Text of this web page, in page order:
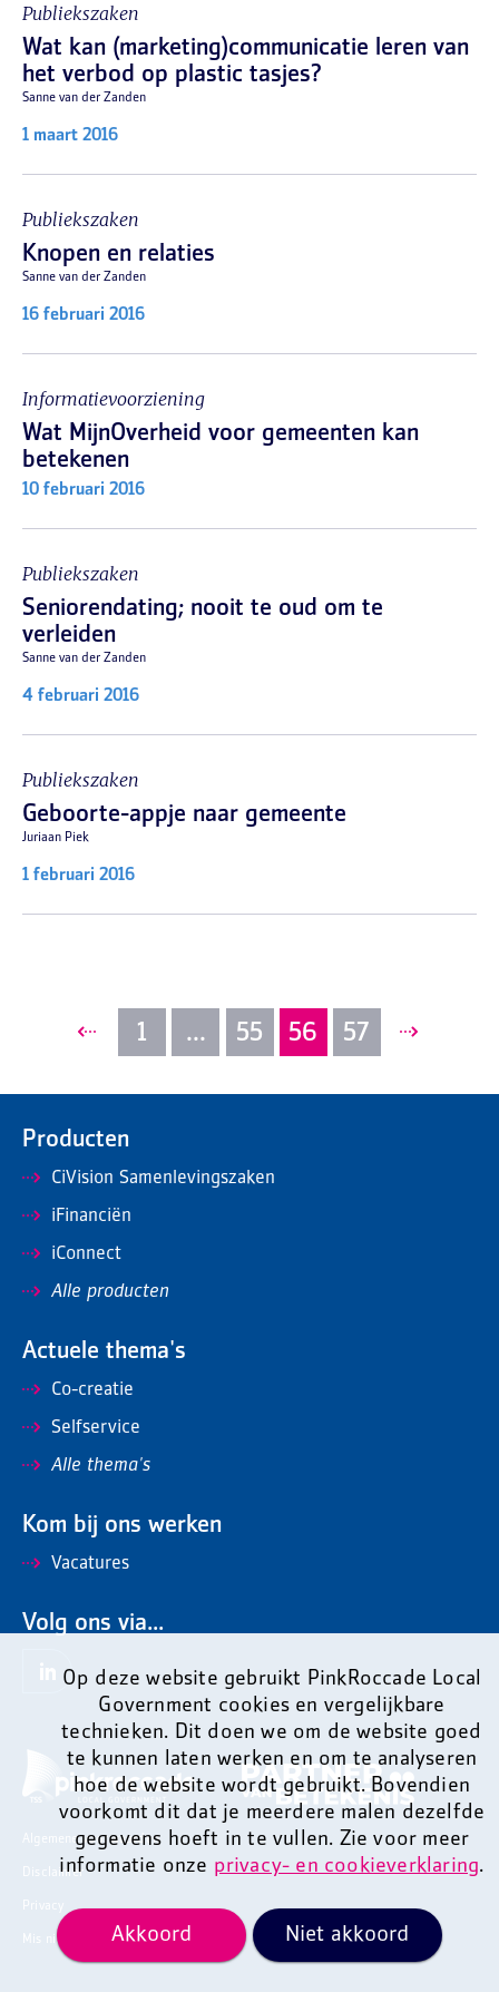
Publiekszaken
Wat kan (marketing)communicatie leren van
het verbod op plastic tasjes?
Sanne van der Zanden
1 maart 2016
Publiekszaken
Knopen en relaties
Sanne van der Zanden
16 februari 2016
Informatievoorziening
Wat MijnOverheid voor gemeenten kan
betekenen
10 februari 2016
Publiekszaken
Seniorendating; nooit te oud om te
verleiden
Sanne van der Zanden
4 februari 2016
Publiekszaken
Geboorte-appje naar gemeente
Juriaan Piek
1 februari 2016
1 ... 55 56 57
Op deze website gebruikt PinkRoccade Local
Government cookies en vergelijkbare
technieken. Dit doen we om de website goed
te kunnen laten werken en om te analyseren
hoe de website wordt gebruikt. Bovendien
voorkomt dit dat je meerdere malen dezelfde
gegevens hoeft in te vullen. Zie voor meer
informatie onze privacy- en cookieverklaring.
Akkoord Niet akkoord
Producten
CiVision Samenlevingszaken
iFinanciën
iConnect
Alle producten
Actuele thema's
Co-creatie
Selfservice
Alle thema's
Kom bij ons werken
Vacatures
Volg ons via...
Algemene voorwaarden
Disclaimer
Privacy
Mis niets en ontvang onze nieuwsbrief